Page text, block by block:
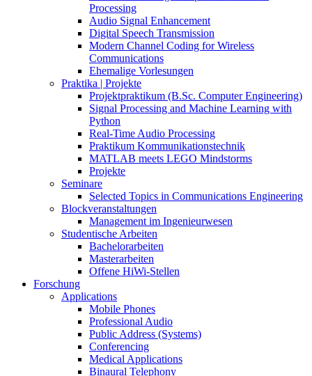
Processing
Audio Signal Enhancement
Digital Speech Transmission
Modern Channel Coding for Wireless
Communications
Ehemalige Vorlesungen
Praktika | Projekte
Projektpraktikum (B.Sc. Computer Engineering)
Signal Processing and Machine Learning with
Python
Real-Time Audio Processing
Praktikum Kommunikationstechnik
MATLAB meets LEGO Mindstorms
Projekte
Seminare
Selected Topics in Communications Engineering
Blockveranstaltungen
Management im Ingenieurwesen
Studentische Arbeiten
Bachelorarbeiten
Masterarbeiten
Offene HiWi-Stellen
Forschung
Applications
Mobile Phones
Professional Audio
Public Address (Systems)
Conferencing
Medical Applications
Binaural Telephony